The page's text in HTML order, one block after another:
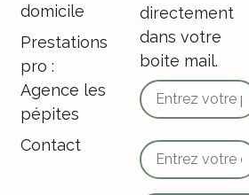
domicile
Prestations
pro :
Agence les
pépites
Contact
directement
dans votre
boite mail.